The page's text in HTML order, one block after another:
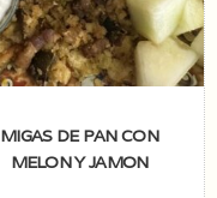
MIGAS DE PAN CON
MELON Y JAMON